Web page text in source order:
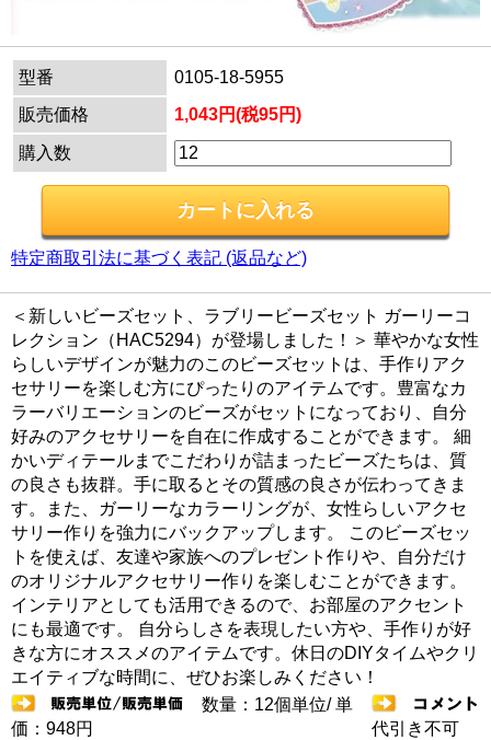
型番
0105-18-5955
販売価格
1,043円(税95円)
購入数
特定商取引法に基づく表記 (返品など)
＜新しいビーズセット、ラブリービーズセット ガーリーコ
レクション（HAC5294）が登場しました！＞ 華やかな女性
らしいデザインが魅力のこのビーズセットは、手作りアク
セサリーを楽しむ方にぴったりのアイテムです。豊富なカ
ラーバリエーションのビーズがセットになっており、自分
好みのアクセサリーを自在に作成することができます。 細
かいディテールまでこだわりが詰まったビーズたちは、質
の良さも抜群。手に取るとその質感の良さが伝わってきま
す。また、ガーリーなカラーリングが、女性らしいアクセ
サリー作りを強力にバックアップします。 このビーズセッ
トを使えば、友達や家族へのプレゼント作りや、自分だけ
のオリジナルアクセサリー作りを楽しむことができます。
インテリアとしても活用できるので、お部屋のアクセント
にも最適です。 自分らしさを表現したい方や、手作りが好
きな方にオススメのアイテムです。休日のDIYタイムやクリ
エイティブな時間に、ぜひお楽しみください！
数量：12個単位/ 単
価：948円
代引き不可